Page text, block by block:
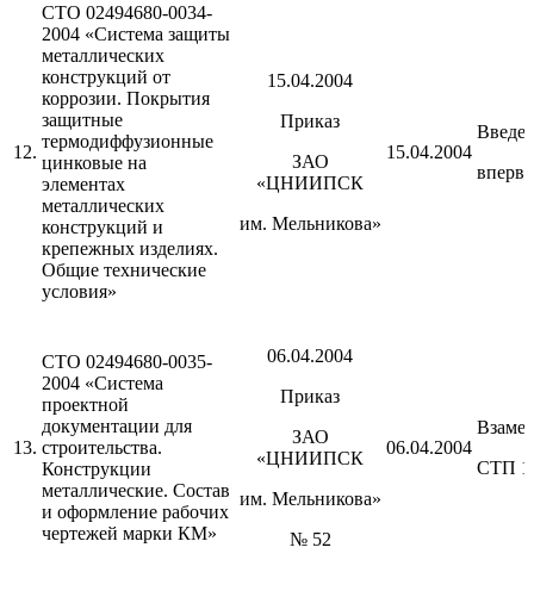
12.
СТО 02494680-0034-
2004 «Система защиты
металлических
конструкций от
коррозии. Покрытия
защитные
термодиффузионные
цинковые на
элементах
металлических
конструкций и
крепежных изделиях.
Общие технические
условия»
15.04.2004
Приказ
ЗАО
«ЦНИИПСК
им. Мельникова»
15.04.2004
13.
СТО 02494680-0035-
2004 «Система
проектной
документации для
строительства.
Конструкции
металлические. Состав
и оформление рабочих
чертежей марки КМ»
06.04.2004
Приказ
ЗАО
«ЦНИИПСК
им. Мельникова»
№ 52
06.04.2004
СТП